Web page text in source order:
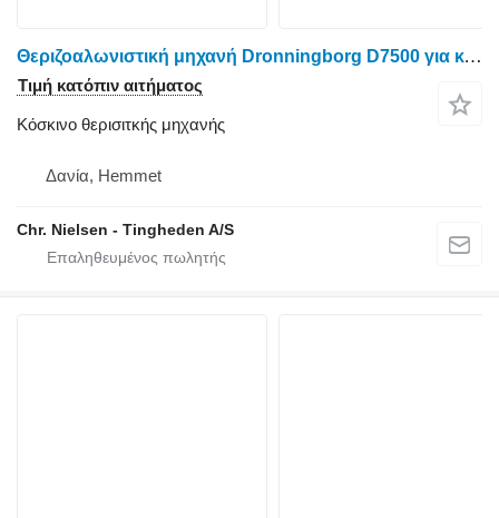
Θεριζοαλωνιστική μηχανή Dronningborg D7500 για κόσκινο θερισιτκής μηχανής
Τιμή κατόπιν αιτήματος
Κόσκινο θερισιτκής μηχανής
Δανία, Hemmet
Chr. Nielsen - Tingheden A/S